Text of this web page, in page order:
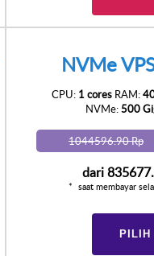
NVMe
CPU: 1 cores RAM:
NVMe:500
1044596.90 Rp
dari
saat membayar
PILIH